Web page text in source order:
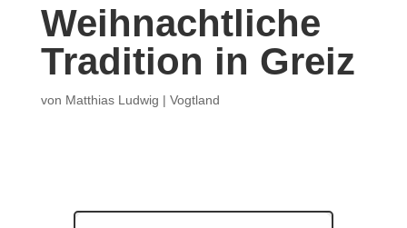
Weihnachtliche
Tradition in Greiz
von Matthias Ludwig | Vogtland